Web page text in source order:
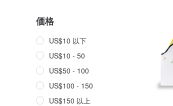
価格
US$10 以下
US$10 - 50
US$50 - 100
US$100 - 150
US$150 以上